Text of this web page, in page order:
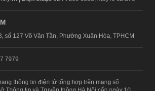
số 127 Võ Văn Tần, Phường Xuân Hòa, TPHCM
7979
thông tin điện tử tổng hợp trên mạng số